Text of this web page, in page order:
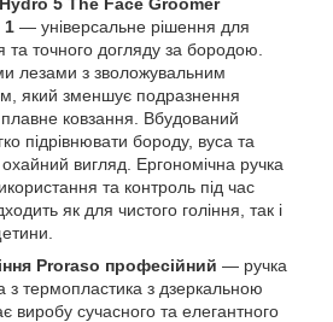
1 — універсальне рішення для
та точного догляду за бородою.
лезами з зволожувальним
який зменшує подразнення
плавне ковзання. Вбудований
підрівнювати бороду, вуса та
вигляд. Ергономічна ручка
та контроль під час
як для чистого гоління, так і
Proraso професійний — ручка
з термопластика з дзеркальною
сучасного та елегантного